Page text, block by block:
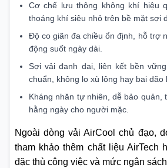
Cơ chế lưu thông không khí hiệu
thoáng khí siêu nhỏ trên bề mặt sợi
Độ co giãn đa chiều ổn định, hỗ trợ
động suốt ngày dài.
Sợi vải đanh dai, liên kết bền
chuẩn, không lo xù lông hay bai dão
Kháng nhăn tự nhiên, dễ bảo quản,
hằng ngày cho người mặc.
Ngoài dòng vải AirCool chủ đạo,
tham khảo thêm chất liệu AirTech
đặc thù công việc và mức ngân